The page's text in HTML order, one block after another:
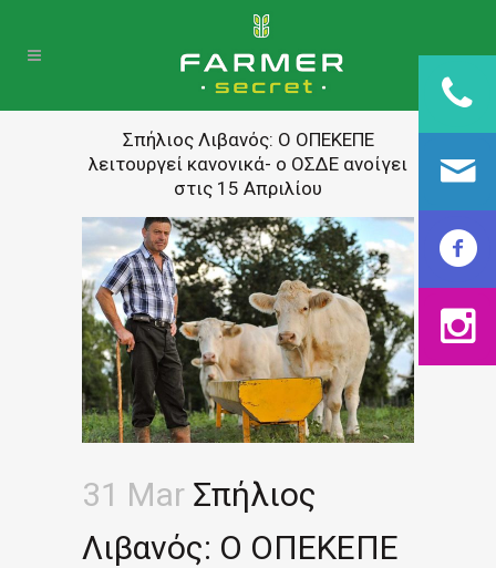
Σπήλιος Λιβανός: Ο ΟΠΕΚΕΠΕ
λειτουργεί κανονικά- ο ΟΣΔΕ ανοίγει
στις 15 Απριλίου
31 Mar Σπήλιος
Λιβανός: Ο ΟΠΕΚΕΠΕ